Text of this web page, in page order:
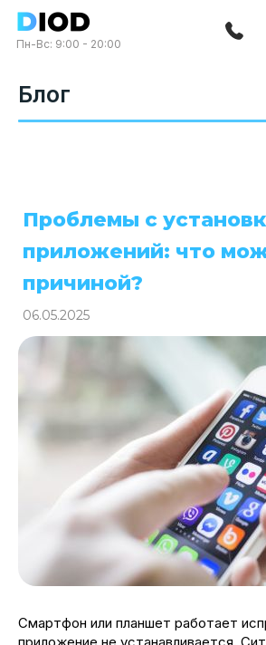
Пн-Вс: 9:00 - 20:00
Блог
Проблемы с
приложений: что
причиной?
06.05.2025
Смартфон или планшет работает